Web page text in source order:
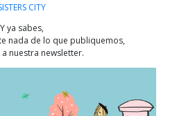
CITY
Y ya sabes,
nada de lo que publiquemos,
nuestra newsletter.